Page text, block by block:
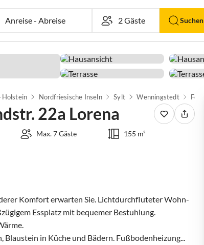
Anreise-Abreise Suchen
Holstein Nordfriesische Inseln Sylt Wenningstedt
22a Lorena
Max. 7 Gäste 155 m²
Komfort erwarten Sie. Lichtdurchfluteter Wohn-
Essplatz mit bequemer Bestuhlung.
in Küche und Bädern. Fußbodenheizung...